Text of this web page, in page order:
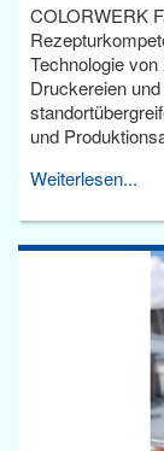
COLORWERK
Technologie
Druckereien
und
Weiterlesen...